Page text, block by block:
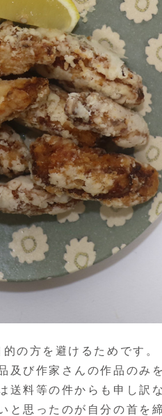
の方を避けるためです。
及び作家さんの作品のみ
送料等の件からも申し訳
と思ったのが自分の首を